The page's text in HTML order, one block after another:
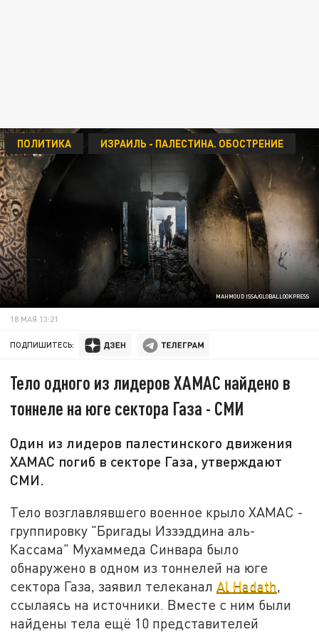
MAHMOUD ISSA/GLOBALLOOKPRESS
ПОЛИТИКА ИЗРАИЛЬ - ПАЛЕСТИНА. ОБОСТРЕНИЕ
18 МАЯ 13:21
ПОДПИШИТЕСЬ:
Тело одного из лидеров ХАМАС найдено в
тоннеле на юге сектора Газа - СМИ
Один из лидеров палестинского движения
ХАМАС погиб в секторе Газа, утверждают
СМИ.
Тело возглавлявшего военное крыло ХАМАС -
группировку "Бригады Иззэддина аль-
Кассама" Мухаммеда Синвара было
обнаружено в одном из тоннелей на юге
сектора Газа, заявил телеканалAl Hadath,
ссылаясь на источники. Вместе с ним были
найдены тела ещё 10 представителей